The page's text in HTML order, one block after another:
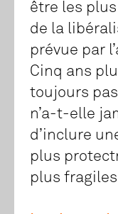
être les
de la
prévue par
Cinq ans
toujours
n’a-t-elle
d’inclure
plus
plus fragiles